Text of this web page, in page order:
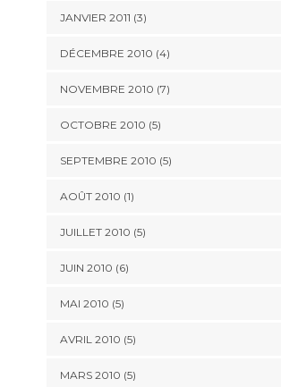
JANVIER 2011 (3)
DÉCEMBRE 2010 (4)
NOVEMBRE 2010 (7)
OCTOBRE 2010 (5)
SEPTEMBRE 2010 (5)
AOÛT 2010 (1)
JUILLET 2010 (5)
JUIN 2010 (6)
MAI 2010 (5)
AVRIL 2010 (5)
MARS 2010 (5)